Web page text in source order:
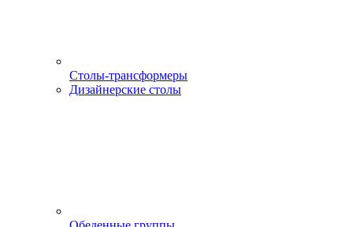
Столы-трансформеры
Дизайнерские столы